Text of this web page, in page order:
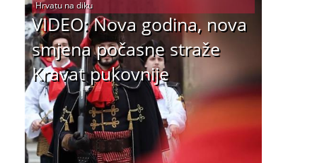
VIDEO: Nova godina, nova
smjena počasne straže
Kravat pukovnije
Hrvatu na diku